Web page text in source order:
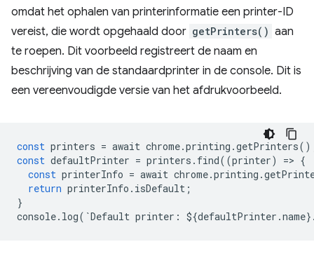
omdat het ophalen van printerinformatie een printer-ID
vereist, die wordt opgehaald door getPrinters() aan
te roepen. Dit voorbeeld registreert de naam en
beschrijving van de standaardprinter in de console. Dit is
een vereenvoudigde versie van het afdrukvoorbeeld.
const printers = await chrome.printing .getPrinters
const defaultPrinter = printers . find((printer) => {
const printerInfo = await chrome.printing .
return printerInfo . isDefault ;
}
console. log( `Default printer : ${defaultPrinter .name}